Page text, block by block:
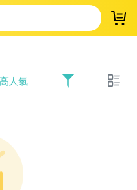
登
人氣